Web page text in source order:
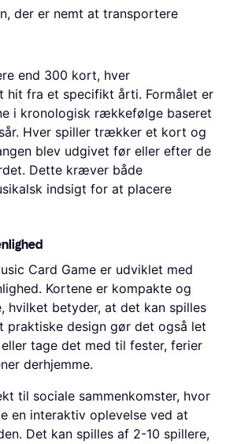
der er nemt at transportere
end 300 kort, hver
hit fra et specifikt årti. Formålet er
i kronologisk rækkefølge baseret
Hver spiller trækker et kort og
blev udgivet før eller efter de
Dette kræver både
indsigt for at placere
Card Game er udviklet med
Kortene er kompakte og
hvilket betyder, at det kan spilles
praktiske design gør det også let
tage det med til fester, ferier
derhjemme.
til sociale sammenkomster, hvor
en interaktiv oplevelse ved at
Det kan spilles af 2-10 spillere,